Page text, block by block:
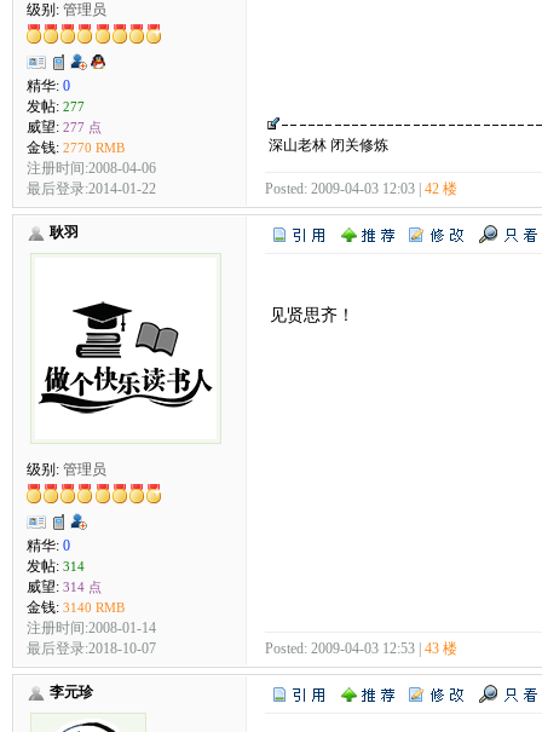
级别: 管理员
精华: 0
发帖: 277
威望: 277 点
金钱: 2770 RMB
注册时间:2008-04-06
最后登录:2014-01-22
深山老林 闭关修炼
Posted: 2009-04-03 12:03 | 42 楼
耿羽
级别: 管理员
精华: 0
发帖: 314
威望: 314 点
金钱: 3140 RMB
注册时间:2008-01-14
最后登录:2018-10-07
见贤思齐！
Posted: 2009-04-03 12:53 | 43 楼
李元珍